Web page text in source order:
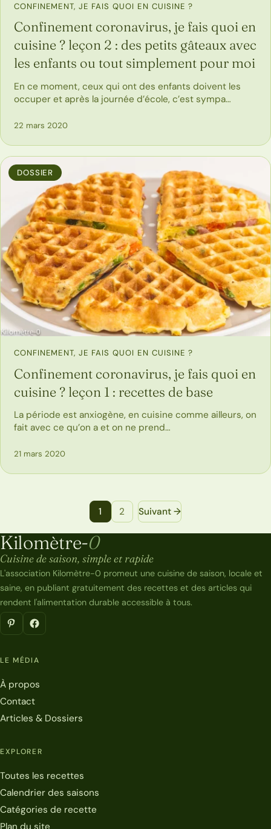
CONFINEMENT, JE FAIS QUOI EN CUISINE ?
Confinement coronavirus, je fais quoi en
cuisine ? leçon 2 : des petits gâteaux avec
les enfants ou tout simplement pour moi
En ce moment, ceux qui ont des enfants doivent les
occuper et après la journée d’école, c’est sympa…
22 mars 2020
DOSSIER
CONFINEMENT, JE FAIS QUOI EN CUISINE ?
Confinement coronavirus, je fais quoi en
cuisine ? leçon 1 : recettes de base
La période est anxiogène, en cuisine comme ailleurs, on
fait avec ce qu’on a et on ne prend…
21 mars 2020
Navigation entre les pages d'articles
1 2 Suivant →
Kilomètre-0
Kilomètre-0
Cuisine de saison, simple et rapide
L'association Kilomètre-0 promeut une cuisine de saison, locale et
saine, en publiant gratuitement des recettes et des articles qui
rendent l'alimentation durable accessible à tous.
LE MÉDIA
À propos
Contact
Articles & Dossiers
EXPLORER
Toutes les recettes
Calendrier des saisons
Catégories de recette
Plan du site